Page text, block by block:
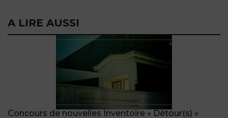
A LIRE AUSSI
Concours de nouvelles Inventoire « Détour(s) »